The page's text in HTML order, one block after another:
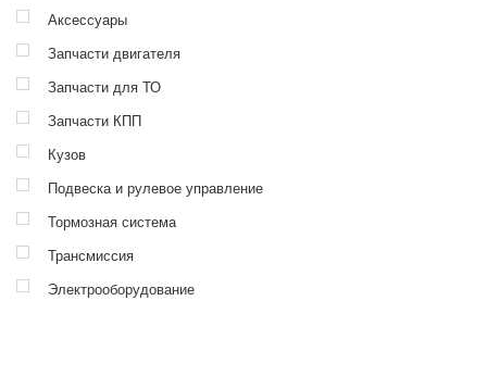
Аксессуары
Запчасти двигателя
Запчасти для ТО
Запчасти КПП
Кузов
Подвеска и рулевое управление
Тормозная система
Трансмиссия
Электрооборудование